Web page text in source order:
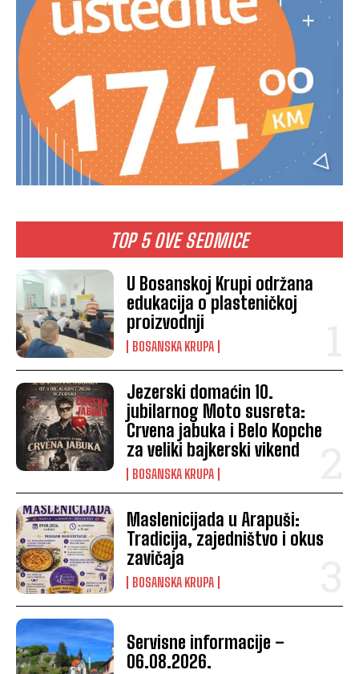
TOP 5 OVE SEDMICE
U Bosanskoj Krupi održana
edukacija o plasteničkoj
proizvodnji
BOSANSKA KRUPA
Jezerski domaćin 10.
jubilarnog Moto susreta:
Crvena jabuka i Belo Kopche
za veliki bajkerski vikend
BOSANSKA KRUPA
Maslenicijada u Arapuši:
Tradicija, zajedništvo i okus
zavičaja
BOSANSKA KRUPA
Servisne informacije –
06.08.2026.